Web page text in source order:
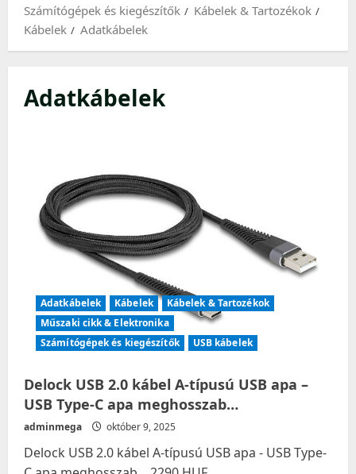
Számítógépek és kiegészítők
Kábelek & Tartozékok
Kábelek
Adatkábelek
Adatkábelek
Adatkábelek Kábelek
Kábelek & Tartozékok
Műszaki cikk & Elektronika
Számítógépek és kiegészítők
USB kábelek
Delock USB 2.0 kábel A-típusú USB apa –
USB Type-C apa meghosszab…
adminmega október 9, 2025
Delock USB 2.0 kábel A-típusú USB apa - USB Type-